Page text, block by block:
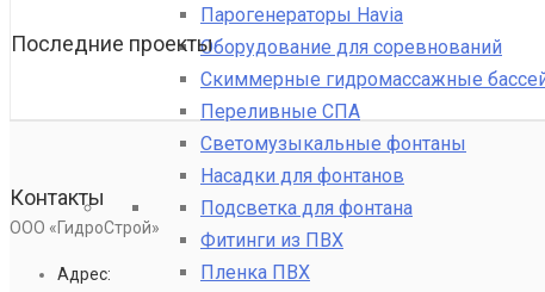
Парогенераторы Havia
Оборудование для соревнований
Скиммерные гидромассажные
Переливные СПА
Светомузыкальные фонтаны
Насадки для фонтанов
Подсветка для фонтана
Фитинги из ПВХ
Пленка ПВХ
Последние проекты
Контакты
ООО «ГидроСтрой»
Адрес: